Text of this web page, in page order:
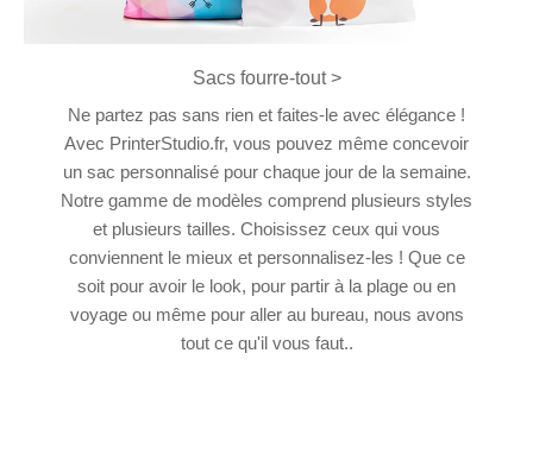
Sacs fourre-tout >
Ne partez pas sans rien et faites-le avec élégance !
Avec PrinterStudio.fr, vous pouvez même concevoir
un sac personnalisé pour chaque jour de la semaine.
Notre gamme de modèles comprend plusieurs styles
et plusieurs tailles. Choisissez ceux qui vous
conviennent le mieux et personnalisez-les ! Que ce
soit pour avoir le look, pour partir à la plage ou en
voyage ou même pour aller au bureau, nous avons
tout ce qu'il vous faut..